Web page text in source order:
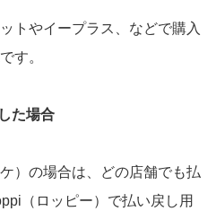
トやイープラス、などで購入
す。
た場合
）の場合は、どの店舗でも払
（ロッピー）で払い戻し用